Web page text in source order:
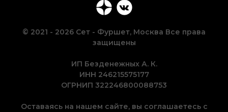
© 2021 - 2026 Сет - Фуршет, Москва Все права
защищены
ИП Безденежных А. К.
ИНН 246215575177
ОГРНИП 322246800088753
Оставаясь на нашем сайте, вы соглашаетесь с